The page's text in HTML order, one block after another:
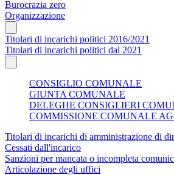
Burocrazia zero
Organizzazione
Titolari di incarichi politici 2016/2021
Titolari di incarichi politici dal 2021
CONSIGLIO COMUNALE
GIUNTA COMUNALE
DELEGHE CONSIGLIERI
COMMISSIONE COMUNALE
Titolari di incarichi di amministrazione di
Cessati dall'incarico
Sanzioni per mancata o incompleta
Articolazione degli uffici